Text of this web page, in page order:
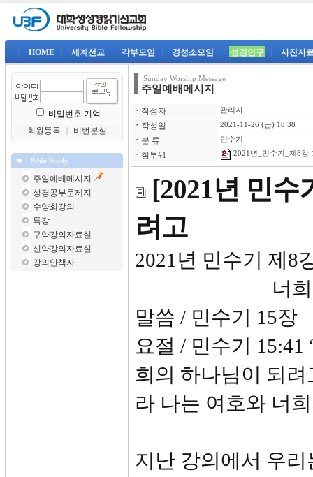
HOME 세계선교 각부모임 경성소모임 성경연구 사진자
비밀번호 기억
회원등록
비번분실
Bible Study
주일예배메시지
성경공부문제지
수양회강의
특강
구약강의자료실
신약강의자료실
강의안책자
Sunday Worship Message
주일예배메시지
ㆍ 작성자 관리자
ㆍ 작성일 2021-11-26 (금) 18:38
ㆍ 분 류 민수기
ㆍ 첨부#1 2021년_민수기_제8강-
[2021년 민수
려고
2021년
너희의 하
말씀 / 민수기 15장
요절 / 민수기
희의 하나님이 되
라 나는 여호와 너
지난 강의에서 우